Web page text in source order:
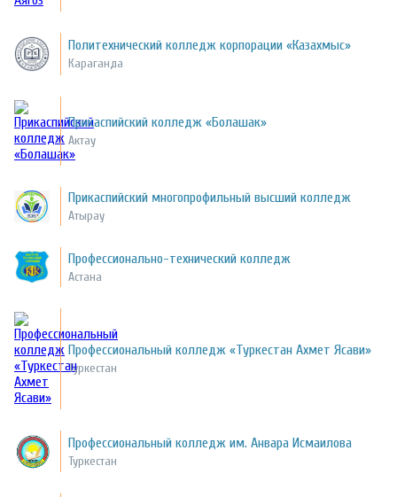
Политехнический колледж корпорации «Казахмыс»
Караганда
Прикаспийский колледж «Болашак»
Актау
Прикаспийский многопрофильный высший колледж
Атырау
Профессионально-технический колледж
Астана
Профессиональный колледж «Туркестан Ахмет Ясави»
Туркестан
Профессиональный колледж им. Анвара Исмаилова
Туркестан